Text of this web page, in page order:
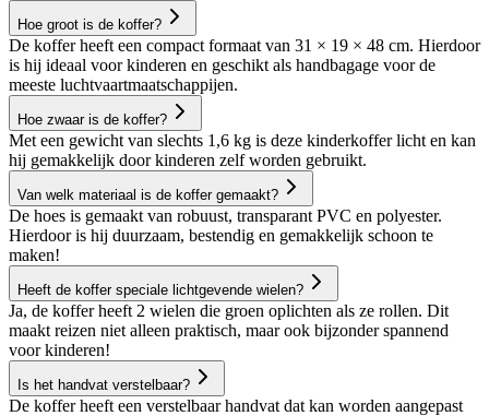
Hoe groot is de koffer?
De koffer heeft een compact formaat van 31 × 19 × 48 cm. Hierdoor
is hij ideaal voor kinderen en geschikt als handbagage voor de
meeste luchtvaartmaatschappijen.
Hoe zwaar is de koffer?
Met een gewicht van slechts 1,6 kg is deze kinderkoffer licht en kan
hij gemakkelijk door kinderen zelf worden gebruikt.
Van welk materiaal is de koffer gemaakt?
De hoes is gemaakt van robuust, transparant PVC en polyester.
Hierdoor is hij duurzaam, bestendig en gemakkelijk schoon te
maken!
Heeft de koffer speciale lichtgevende wielen?
Ja, de koffer heeft 2 wielen die groen oplichten als ze rollen. Dit
maakt reizen niet alleen praktisch, maar ook bijzonder spannend
voor kinderen!
Is het handvat verstelbaar?
De koffer heeft een verstelbaar handvat dat kan worden aangepast